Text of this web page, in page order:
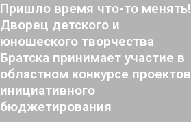
Пришло время что-то менять!
Дворец детского и
юношеского творчества
Братска принимает участие в
областном конкурсе проектов
инициативного
бюджетирования